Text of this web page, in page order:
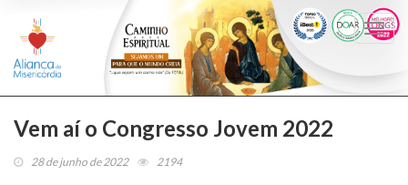
Vem aí o Congresso Jovem 2022
28 de junho de 2022 2194